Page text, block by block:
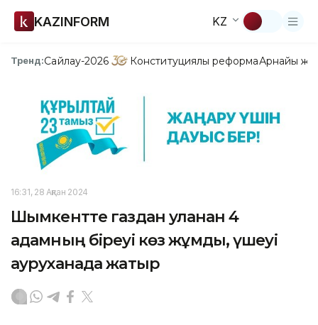
KAZINFORM KZ
Тренд:Сайлау-2026 Конституциялық реформаАрнайы
16:31, 28 Ақпан 2024
Шымкентте газдан уланған 4
адамның біреуі көз жұмды, үшеуі
ауруханада жатыр